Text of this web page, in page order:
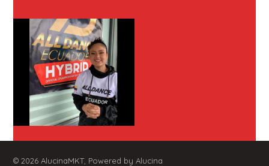
© 2026AlucinaMKT, Powered by Alucina